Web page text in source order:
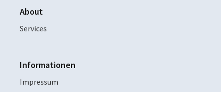
About
Services
Informationen
Impressum